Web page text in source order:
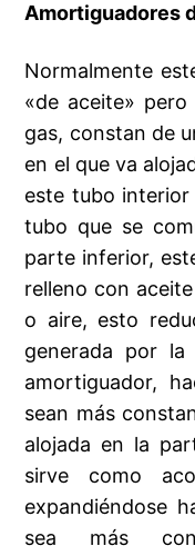
Amortiguadores
Normalmente
«de aceite»
gas, constan de
en el que va
este tubo
tubo que se
parte inferior,
relleno con
o aire, esto
generada por
amortiguador,
sean más
alojada en la
sirve como
expandiéndose
sea más